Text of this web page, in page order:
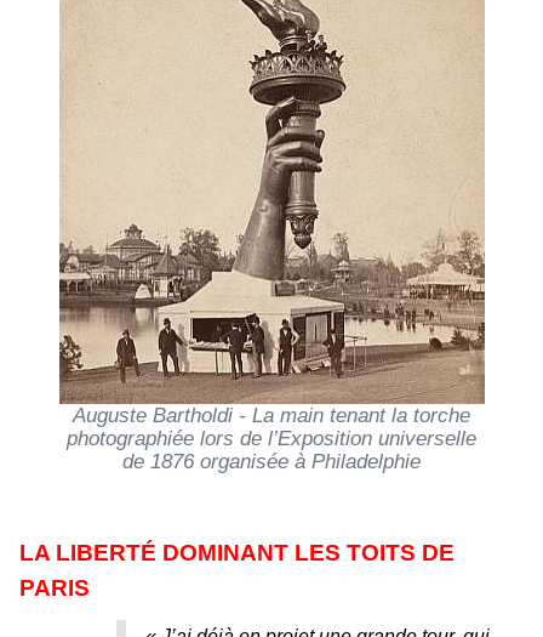
Auguste Bartholdi - La main tenant la torche
photographiée lors de l’Exposition universelle
de 1876 organisée à Philadelphie
LA LIBERTÉ DOMINANT LES TOITS DE
PARIS